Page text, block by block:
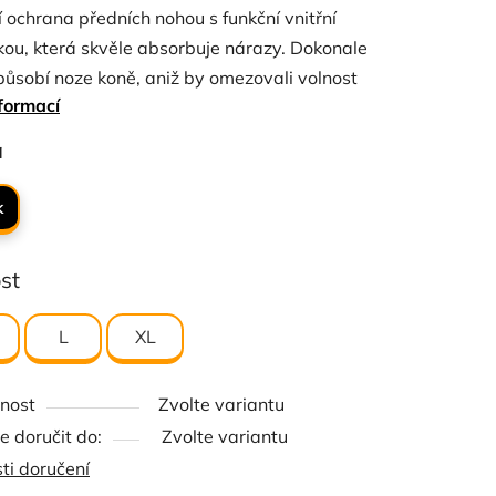
ochrana předních nohou s funkční vnitřní
která skvěle absorbuje nárazy. Dokonale
noze koně, aniž by omezovali volnost
Zapínání na čtyři suché zipy, které spolehlivě
ve správné poloze. Cena odpovídá
L XL
Zvolte variantu
doručit do:
Zvolte variantu
doručení